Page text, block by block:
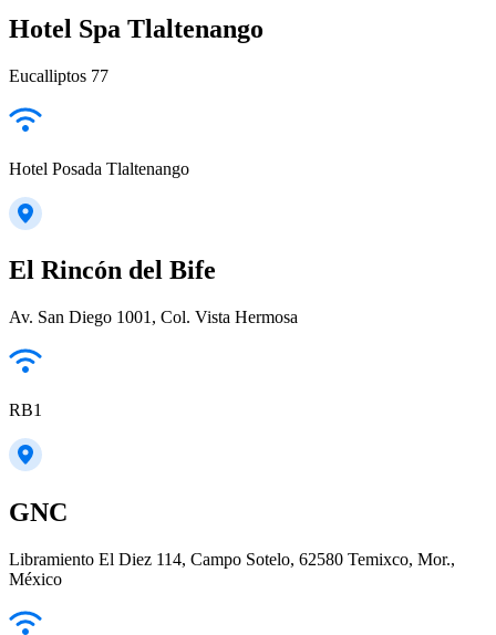
Hotel Spa Tlaltenango
Eucalliptos 77
Hotel Posada Tlaltenango
El Rincón del Bife
Av. San Diego 1001, Col. Vista Hermosa
RB1
GNC
Libramiento El Diez 114, Campo Sotelo, 62580 Temixco, Mor.,
México